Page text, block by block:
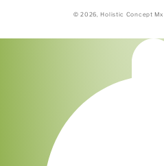
© 2026, Holistic Concept Mx